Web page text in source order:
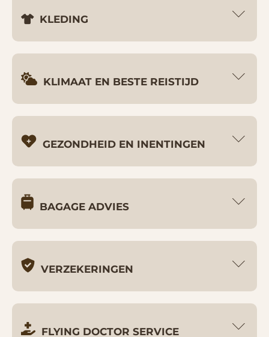
KLEDING
KLIMAAT EN BESTE REISTIJD
GEZONDHEID EN INENTINGEN
BAGAGE ADVIES
VERZEKERINGEN
FLYING DOCTOR SERVICE